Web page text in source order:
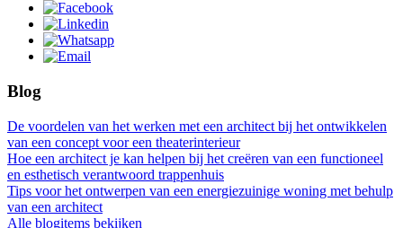
Blog
De voordelen van het werken met een architect bij het ontwikkelen
van een concept voor een theaterinterieur
Hoe een architect je kan helpen bij het creëren van een functioneel
en esthetisch verantwoord trappenhuis
Tips voor het ontwerpen van een energiezuinige woning met behulp
van een architect
Alle blogitems bekijken